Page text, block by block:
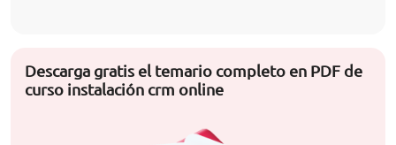
Descarga gratis el temario completo en PDF de
curso instalación crm online